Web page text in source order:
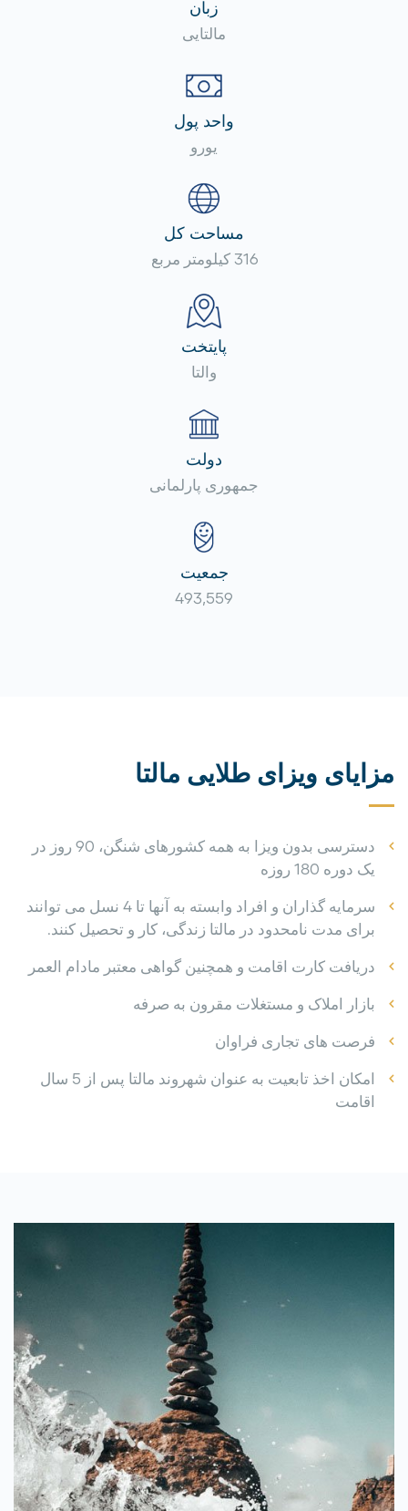
زبان
مالتایی
واحد پول
یورو
مساحت کل
316 کیلومتر مربع
پایتخت
والتا
دولت
جمهوری پارلمانی
جمعیت
493,559
مزایای ویزای طلایی مالتا
دسترسی بدون ویزا به همه کشورهای شنگن، 90 روز در
یک دوره 180 روزه
سرمایه گذاران و افراد وابسته به آنها تا 4 نسل می توانند
برای مدت نامحدود در مالتا زندگی، کار و تحصیل کنند.
دریافت کارت اقامت و همچنین گواهی معتبر مادام العمر
بازار املاک و مستغلات مقرون به صرفه
فرصت های تجاری فراوان
امکان اخذ تابعیت به عنوان شهروند مالتا پس از 5 سال
اقامت